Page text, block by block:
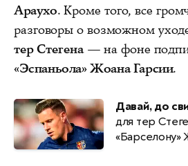
Араухо. Кроме того, все
разговоры о возможном
тер Стегена— на фоне
«Эспаньола» Жоана Гарсии.
Давай, до
для тер
«Барселону»